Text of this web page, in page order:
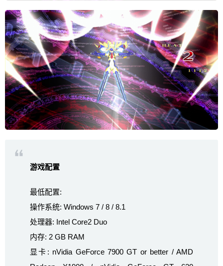
游戏配置
最低配置:
操作系统: Windows 7 / 8 / 8.1
处理器: Intel Core2 Duo
内存: 2 GB RAM
显卡: nVidia GeForce 7900 GT or better / AMD